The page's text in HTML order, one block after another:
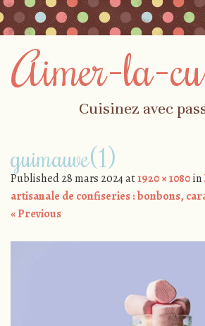
Aimer-la-
Cuisinez avec
Menu
guimauve(1)
Published28 mars 2024at1920 × 1080in
artisanale de confiseries : bonbons,
« Previous